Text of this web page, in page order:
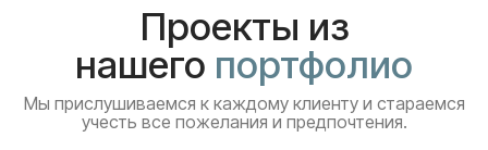
Проекты из
нашего портфолио
Мы прислушиваемся к каждому клиенту и стараемся
учесть все пожелания и предпочтения.